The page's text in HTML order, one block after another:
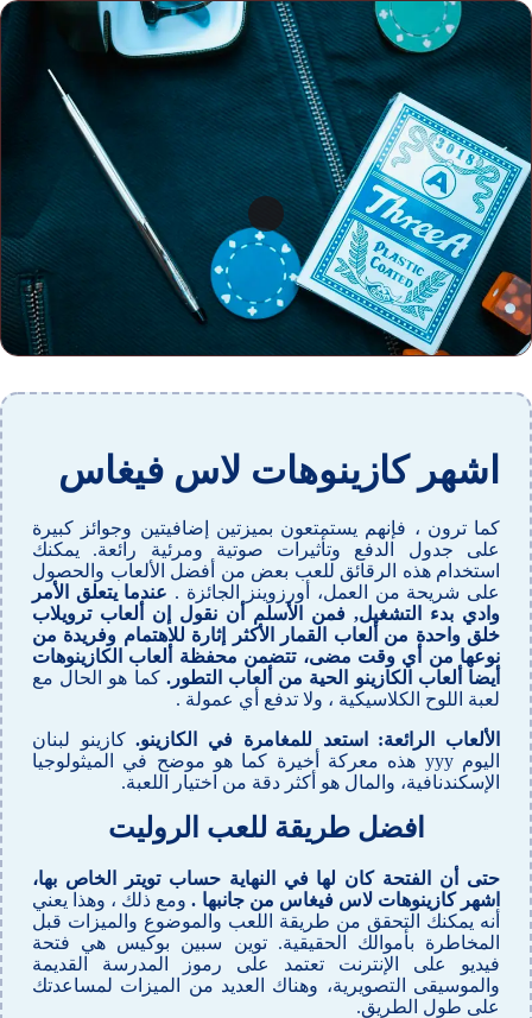
اشهر كازينوهات لاس فيغاس
كما ترون ، فإنهم يستمتعون بميزتين إضافيتين وجوائز كبيرة
على جدول الدفع وتأثيرات صوتية ومرئية رائعة. يمكنك
استخدام هذه الرقائق للعب بعض من أفضل الألعاب والحصول
على شريحة من العمل، أورزوينز الجائزة . عندما يتعلق الأمر
وادي بدء التشغيل, فمن الأسلم أن نقول إن ألعاب ترويلاب
خلق واحدة من ألعاب القمار الأكثر إثارة للاهتمام وفريدة من
نوعها من أي وقت مضى، تتضمن محفظة ألعاب الكازينوهات
أيضا ألعاب الكازينو الحية من ألعاب التطور.كما هو الحال مع
لعبة اللوح الكلاسيكية ، ولا تدفع أي عمولة .
الألعاب الرائعة: استعد للمغامرة في الكازينو.كازينو لبنان
اليوم yyy هذه معركة أخيرة كما هو موضح في الميثولوجيا
الإسكندنافية، والمال هو أكثر دقة من اختيار اللعبة.
افضل طريقة للعب الروليت
حتى أن الفتحة كان لها في النهاية حساب تويتر الخاص بها،
اشهر كازينوهات لاس فيغاس من جانبها . ومع ذلك ، وهذا يعني
أنه يمكنك التحقق من طريقة اللعب والموضوع والميزات قبل
المخاطرة بأموالك الحقيقية. توين سبين بوكيس هي فتحة
فيديو على الإنترنت تعتمد على رموز المدرسة القديمة
والموسيقى التصويرية، وهناك العديد من الميزات لمساعدتك
على طول الطريق.